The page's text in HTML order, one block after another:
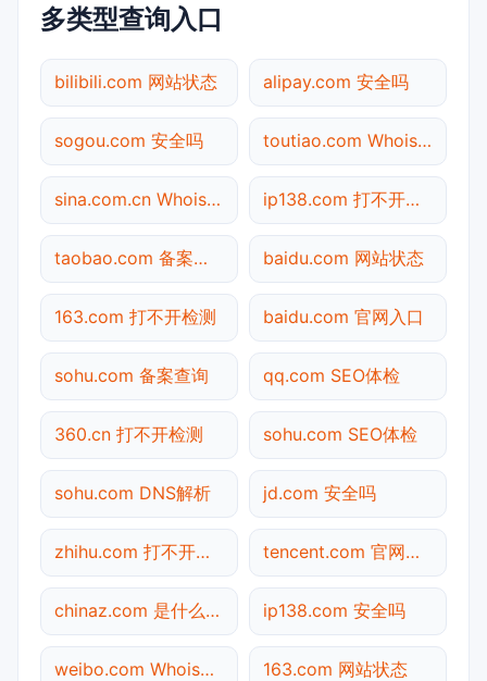
多类型查询入口
bilibili.com 网站状态 alipay.com 安全吗
sogou.com 安全吗 toutiao.com Whois查询
sina.com.cn Whois查询 ip138.com 打不开检测
taobao.com 备案查询 baidu.com 网站状态
163.com 打不开检测 baidu.com 官网入口
sohu.com 备案查询 qq.com SEO体检
360.cn 打不开检测 sohu.com SEO体检
sohu.com DNS解析 jd.com 安全吗
zhihu.com 打不开检测 tencent.com 官网入口
chinaz.com 是什么网站 ip138.com 安全吗
weibo.com Whois查询 163.com 网站状态